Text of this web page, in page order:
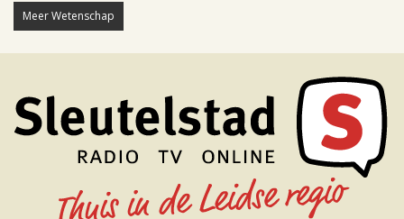
Meer Wetenschap